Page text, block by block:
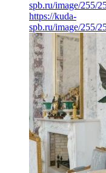
spb.ru/image/255/
https://kuda-
spb.ru/image/255/